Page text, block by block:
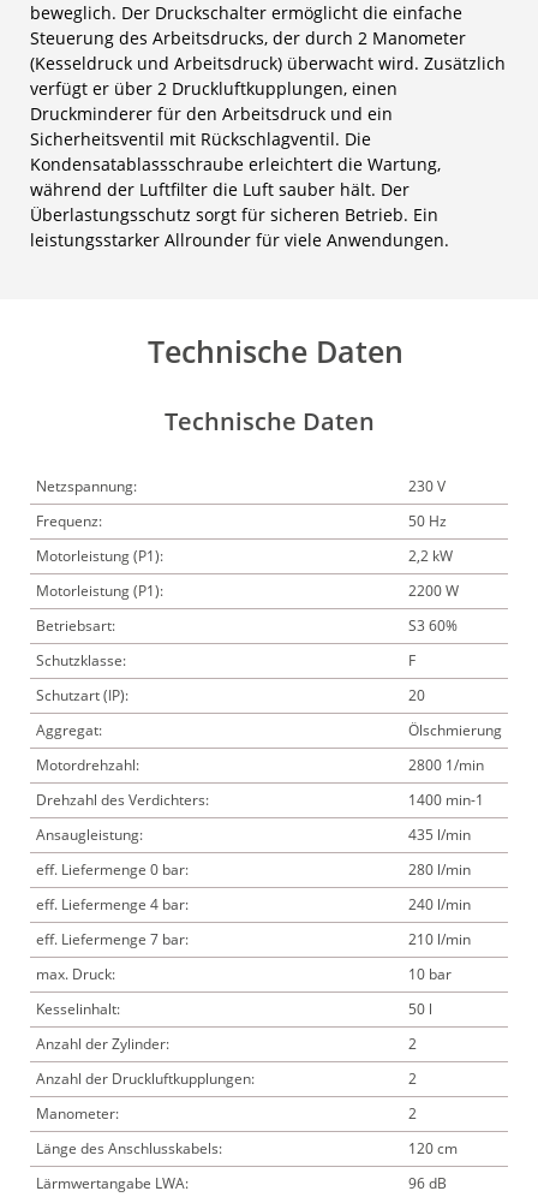
beweglich. Der Druckschalter ermöglicht die einfache
Steuerung des Arbeitsdrucks, der durch 2 Manometer
(Kesseldruck und Arbeitsdruck) überwacht wird. Zusätzlich
verfügt er über 2 Druckluftkupplungen, einen
Druckminderer für den Arbeitsdruck und ein
Sicherheitsventil mit Rückschlagventil. Die
Kondensatablassschraube erleichtert die Wartung,
während der Luftfilter die Luft sauber hält. Der
Überlastungsschutz sorgt für sicheren Betrieb. Ein
leistungsstarker Allrounder für viele Anwendungen.
Technische Daten
Technische Daten
Netzspannung:
230 V
Frequenz:
50 Hz
Motorleistung (P1):
2,2 kW
Motorleistung (P1):
2200 W
Betriebsart:
S3 60%
Schutzklasse:
F
Schutzart (IP):
20
Aggregat:
Ölschmierung
Motordrehzahl:
2800 1/min
Drehzahl des Verdichters:
1400 min-1
Ansaugleistung:
435 l/min
eff. Liefermenge 0 bar:
280 l/min
eff. Liefermenge 4 bar:
240 l/min
eff. Liefermenge 7 bar:
210 l/min
max. Druck:
10 bar
Kesselinhalt:
50 l
Anzahl der Zylinder:
2
Anzahl der Druckluftkupplungen:
2
Manometer:
2
Länge des Anschlusskabels:
120 cm
Lärmwertangabe LWA:
96 dB